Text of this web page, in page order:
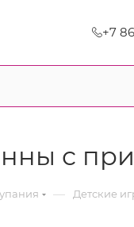
+7
с
— Детские